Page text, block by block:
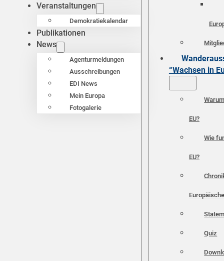
Veranstaltungen
Demokratiekalendar
Publikationen
News
Agenturmeldungen
Ausschreibungen
EDI News
Mein Europa
Fotogalerie
“Wachsen in
EU?
Wie
EU?
Quiz